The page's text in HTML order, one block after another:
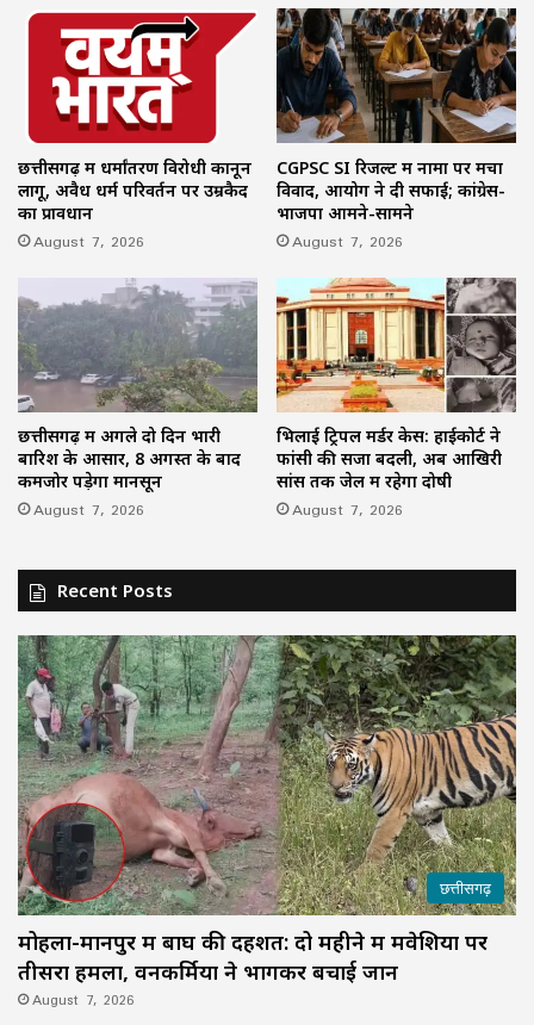
छत्तीसगढ़ में धर्मांतरण विरोधी कानून
लागू, अवैध धर्म परिवर्तन पर उम्रकैद
का प्रावधान
August 7, 2026
CGPSC SI रिजल्ट में नामों पर मचा
विवाद, आयोग ने दी सफाई; कांग्रेस-
भाजपा आमने-सामने
August 7, 2026
छत्तीसगढ़ में अगले दो दिन भारी
बारिश के आसार, 8 अगस्त के बाद
कमजोर पड़ेगा मानसून
August 7, 2026
भिलाई ट्रिपल मर्डर केस: हाईकोर्ट ने
फांसी की सजा बदली, अब आखिरी
सांस तक जेल में रहेगा दोषी
August 7, 2026
Recent Posts
छत्तीसगढ़
मोहला-मानपुर में बाघ की दहशत: दो महीने में मवेशियों पर
तीसरा हमला, वनकर्मियों ने भागकर बचाई जान
August 7, 2026